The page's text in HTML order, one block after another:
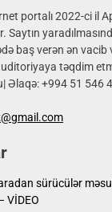
portalı 2022-ci il
Saytın
baş verən ən vacib
təqdim
Əlaqə: +994 51 546
sürücülər
VİDEO